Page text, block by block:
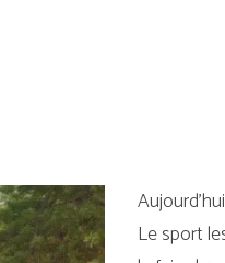
Le sport